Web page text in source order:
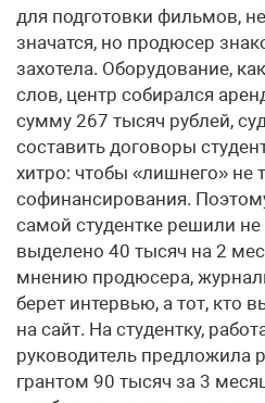
для подготовки фильмов,
значатся, но продюсер
захотела. Оборудование,
слов, центр собирался
сумму 267 тысяч рублей,
составить договоры
хитро: чтобы «лишнего» не
софинансирования.
самой студентке решили не
выделено 40 тысяч на 2
мнению продюсера,
берет интервью, а тот, кто
на сайт. На студентку,
руководитель предложила
грантом 90 тысяч за 3